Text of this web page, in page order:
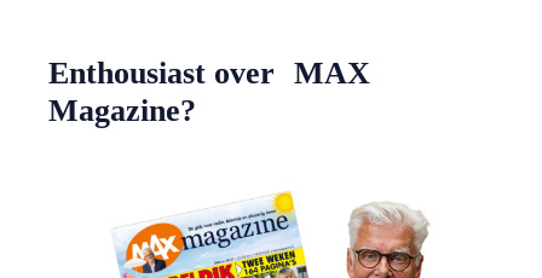
Enthousiast over MAX
Magazine?